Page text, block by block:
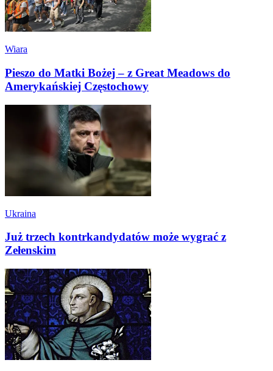
Wiara
Pieszo do Matki Bożej – z Great Meadows do
Amerykańskiej Częstochowy
Ukraina
Już trzech kontrkandydatów może wygrać z
Zełenskim